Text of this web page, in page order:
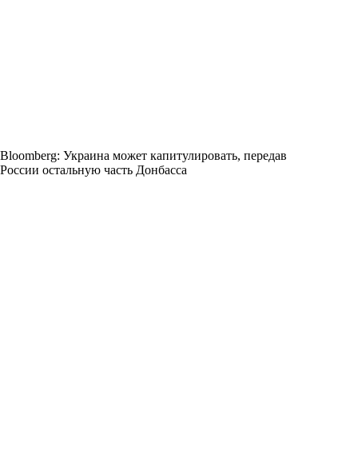
Bloomberg: Украина может капитулировать, передав
России остальную часть Донбасса